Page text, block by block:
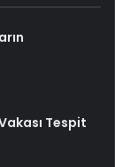
Tespit